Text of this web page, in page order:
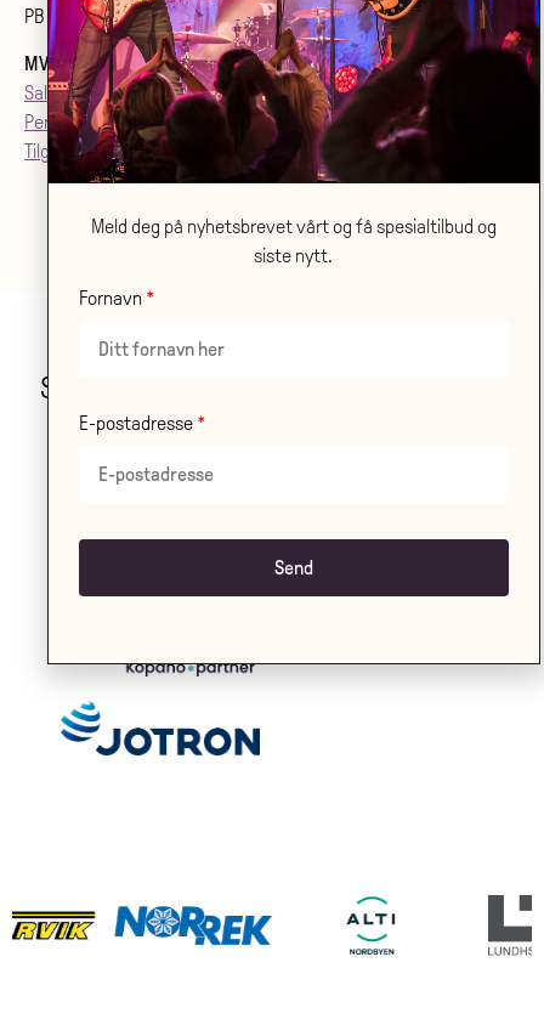
PB 2020, 3255 Larvik
MVA : 992079142
Salgsvilkår
Personvern
Tilgjenglighetsærklæring
Stor takk til våre samarbeidspartnere!
LES OM ALLE VÅRE
Meld deg på nyhetsbrevet vårt og få spesialtilbud og
siste nytt.
Fornavn
E-postadresse